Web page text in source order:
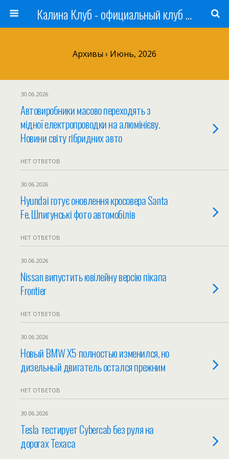
Калина Клуб - официальный клуб ЛАДА
Архивы › Июнь, 2026
30.06.2026
Автовиробники масово переходять з
мідної електропроводки на алюмінієву.
Новини світу гібридних авто
НЕТ ОТВЕТОВ
30.06.2026
Hyundai готує оновлення кросовера Santa
Fe. Шпигунські фото автомобілів
НЕТ ОТВЕТОВ
30.06.2026
Nissan випустить ювілейну версію пікапа
Frontier
НЕТ ОТВЕТОВ
30.06.2026
Новый BMW X5 полностью изменился, но
дизельный двигатель остался прежним
НЕТ ОТВЕТОВ
30.06.2026
Tesla тестирует Cybercab без руля на
дорогах Техаса